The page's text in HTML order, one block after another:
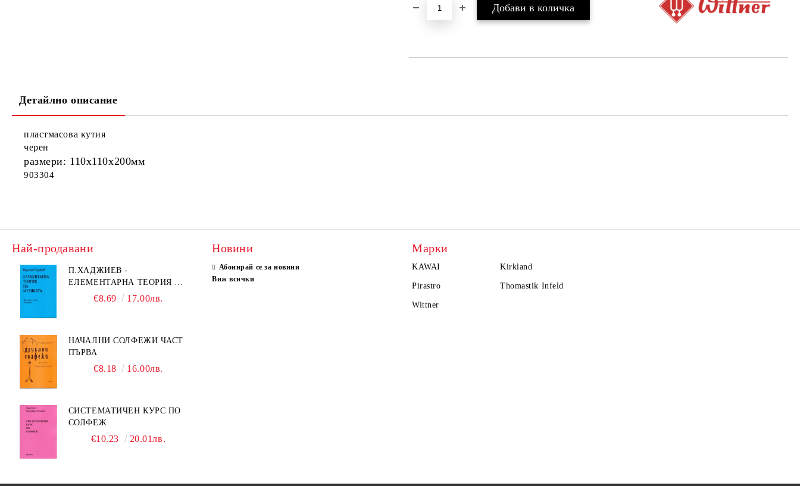
Детайлно описание
пластмасова кутия
черен
размери: 110x110x200мм
903304
Най-продавани
П.ХАДЖИЕВ -
ЕЛЕМЕНТАРНА ТЕОРИЯ НА
МУЗИКАТА
€8.69 17.00лв.
НАЧАЛНИ СОЛФЕЖИ ЧАСТ
ПЪРВА
€8.18 16.00лв.
СИСТЕМАТИЧЕН КУРС ПО
СОЛФЕЖ
€10.23 20.01лв.
Новини
Абонирай се за новини
Виж всички
Марки
KAWAI Kirkland
Pirastro Thomastik Infeld
Wittner